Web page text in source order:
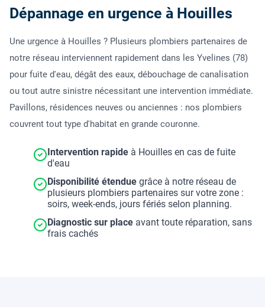
Dépannage en urgence à Houilles
Une urgence à Houilles ? Plusieurs plombiers partenaires de
notre réseau interviennent rapidement dans les Yvelines (78)
pour fuite d'eau, dégât des eaux, débouchage de canalisation
ou tout autre sinistre nécessitant une intervention immédiate.
Pavillons, résidences neuves ou anciennes : nos plombiers
couvrent tout type d'habitat en grande couronne.
Intervention rapide à Houilles en cas de fuite
d'eau
Disponibilité étendue grâce à notre réseau de
plusieurs plombiers partenaires sur votre zone :
soirs, week-ends, jours fériés selon planning.
Diagnostic sur place avant toute réparation, sans
frais cachés